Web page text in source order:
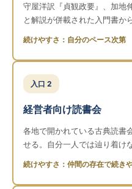
守屋洋訳『貞観政要』、加地
と解説が併載された入門書か
続けやすさ：自分のペース次第
入口 2
経営者向け読書会
各地で開かれている古典読書
せる。自分一人では辿り着け
続けやすさ：仲間の存在で続き